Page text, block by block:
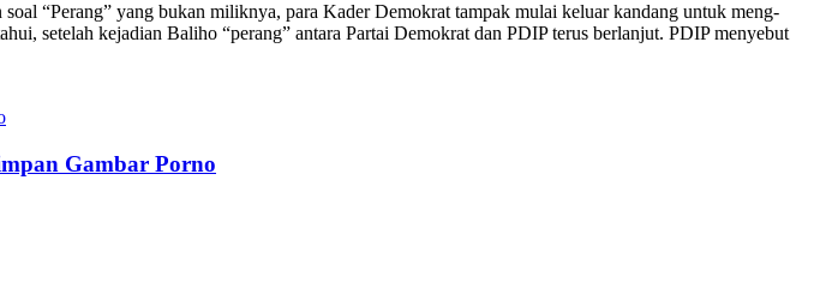
“Perang” yang bukan miliknya, para Kader Demokrat tampak mulai keluar kandang untuk meng-
setelah kejadian Baliho “perang” antara Partai Demokrat dan PDIP terus berlanjut. PDIP menyebut
Gambar Porno